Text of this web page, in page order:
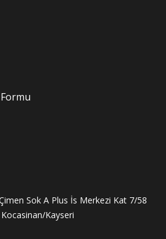
Formu
Sok A Plus İs Merkezi Kat 7/58
Kayseri